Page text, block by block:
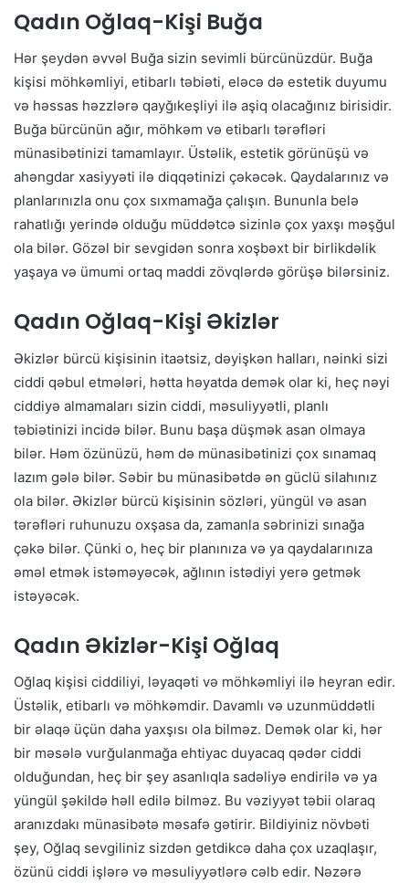
Qadın Oğlaq-Kişi Buğa
Hər şeydən əvvəl Buğa sizin sevimli bürcünüzdür. Buğa
kişisi möhkəmliyi, etibarlı təbiəti, eləcə də estetik duyumu
və həssas həzzlərə qayğıkeşliyi ilə aşiq olacağınız birisidir.
Buğa bürcünün ağır, möhkəm və etibarlı tərəfləri
münasibətinizi tamamlayır. Üstəlik, estetik görünüşü və
ahəngdar xasiyyəti ilə diqqətinizi çəkəcək. Qaydalarınız və
planlarınızla onu çox sıxmamağa çalışın. Bununla belə
rahatlığı yerində olduğu müddətcə sizinlə çox yaxşı məşğul
ola bilər. Gözəl bir sevgidən sonra xoşbəxt bir birlikdəlik
yaşaya və ümumi ortaq maddi zövqlərdə görüşə bilərsiniz.
Qadın Oğlaq-Kişi Əkizlər
Əkizlər bürcü kişisinin itaətsiz, dəyişkən halları, nəinki sizi
ciddi qəbul etmələri, hətta həyatda demək olar ki, heç nəyi
ciddiyə almamaları sizin ciddi, məsuliyyətli, planlı
təbiətinizi incidə bilər. Bunu başa düşmək asan olmaya
bilər. Həm özünüzü, həm də münasibətinizi çox sınamaq
lazım gələ bilər. Səbir bu münasibətdə ən güclü silahınız
ola bilər. Əkizlər bürcü kişisinin sözləri, yüngül və asan
tərəfləri ruhunuzu oxşasa da, zamanla səbrinizi sınağa
çəkə bilər. Çünki o, heç bir planınıza və ya qaydalarınıza
əməl etmək istəməyəcək, ağlının istədiyi yerə getmək
istəyəcək.
Qadın Əkizlər-Kişi Oğlaq
Oğlaq kişisi ciddiliyi, ləyaqəti və möhkəmliyi ilə heyran edir.
Üstəlik, etibarlı və möhkəmdir. Davamlı və uzunmüddətli
bir əlaqə üçün daha yaxşısı ola bilməz. Demək olar ki, hər
bir məsələ vurğulanmağa ehtiyac duyacaq qədər ciddi
olduğundan, heç bir şey asanlıqla sadəliyə endirilə və ya
yüngül şəkildə həll edilə bilməz. Bu vəziyyət təbii olaraq
aranızdakı münasibətə məsafə gətirir. Bildiyiniz növbəti
şey, Oğlaq sevgiliniz sizdən getdikcə daha çox uzaqlaşır,
özünü ciddi işlərə və məsuliyyətlərə cəlb edir. Nəzərə